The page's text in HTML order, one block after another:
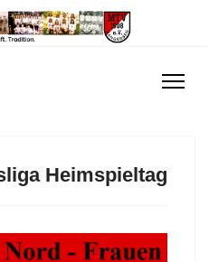
Heimspieltag